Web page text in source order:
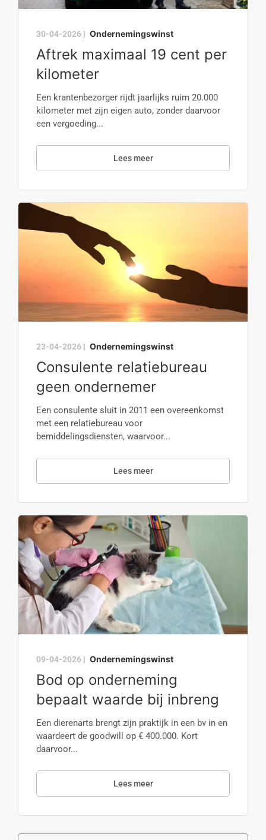
30-04-2026 | Ondernemingswinst
Aftrek maximaal 19 cent per
kilometer
Een krantenbezorger rijdt jaarlijks ruim 20.000
kilometer met zijn eigen auto, zonder daarvoor
een vergoeding...
Lees meer
23-04-2026 | Ondernemingswinst
Consulente relatiebureau
geen ondernemer
Een consulente sluit in 2011 een overeenkomst
met een relatiebureau voor
bemiddelingsdiensten, waarvoor...
Lees meer
09-04-2026 | Ondernemingswinst
Bod op onderneming
bepaalt waarde bij inbreng
Een dierenarts brengt zijn praktijk in een bv in en
waardeert de goodwill op € 400.000. Kort
daarvoor...
Lees meer